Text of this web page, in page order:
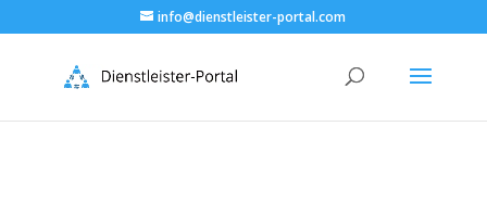
info@dienstleister-portal.com